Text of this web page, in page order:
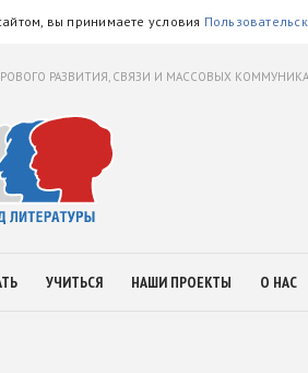
вы принимаете условия
РАЗВИТИЯ, СВЯЗИ И МАССОВЫХ
УЧИТЬСЯ НАШИ ПРОЕКТЫ О НАС